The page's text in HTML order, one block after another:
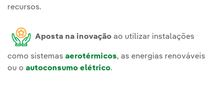
recursos.
Aposta na inovação ao utilizar instalações
como sistemas aerotérmicos, as energias renováveis
ou o autoconsumo elétrico.